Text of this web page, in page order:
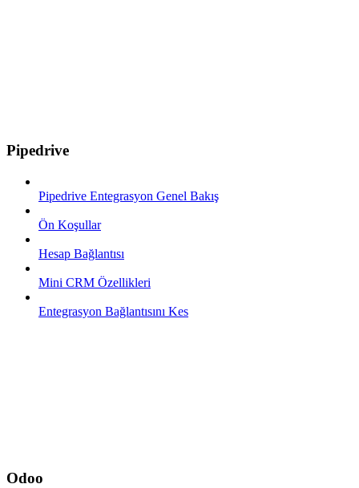
Pipedrive
Pipedrive Entegrasyon Genel Bakış
Ön Koşullar
Hesap Bağlantısı
Mini CRM Özellikleri
Entegrasyon Bağlantısını Kes
Odoo